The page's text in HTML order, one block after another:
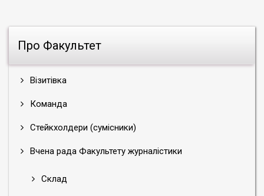
Про Факультет
Візитівка
Команда
Стейкхолдери (сумісники)
Вчена рада Факультету журналістики
Склад